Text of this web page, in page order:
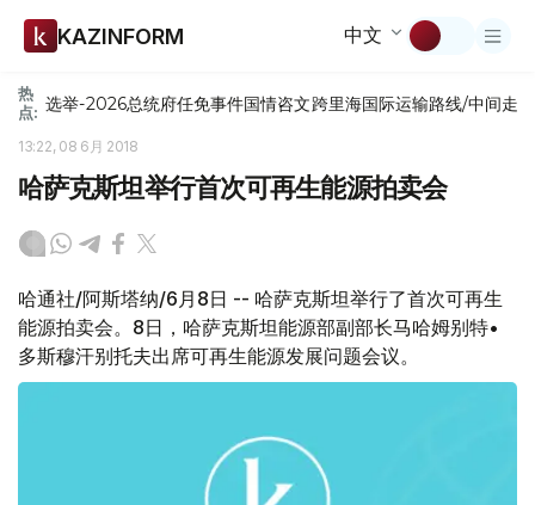
KAZINFORM 中文
热
点: 选举-2026总统府任免事件国情咨文跨里海国际运输路线/中间走廊
13:22, 08 6月 2018
哈萨克斯坦举行首次可再生能源拍卖会
哈通社/阿斯塔纳/6月8日 -- 哈萨克斯坦举行了首次可再生
能源拍卖会。8日，哈萨克斯坦能源部副部长马哈姆别特•
多斯穆汗别托夫出席可再生能源发展问题会议。